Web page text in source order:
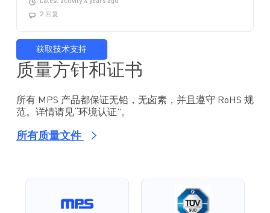
Latest activity 4 years ago
2 回复
获取技术支持
质量方针和证书
所有 MPS 产品都保证无铅，无卤素，并且遵守 RoHS 规
范。详情请见“环境认证”。
所有质量文件